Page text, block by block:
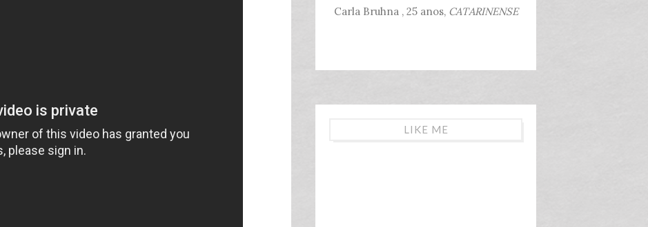
Carla Bruhna , 25 anos,CATARINENSE
LIKE ME